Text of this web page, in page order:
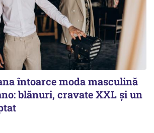
întoarce moda masculină
blănuri, cravate XXL și un